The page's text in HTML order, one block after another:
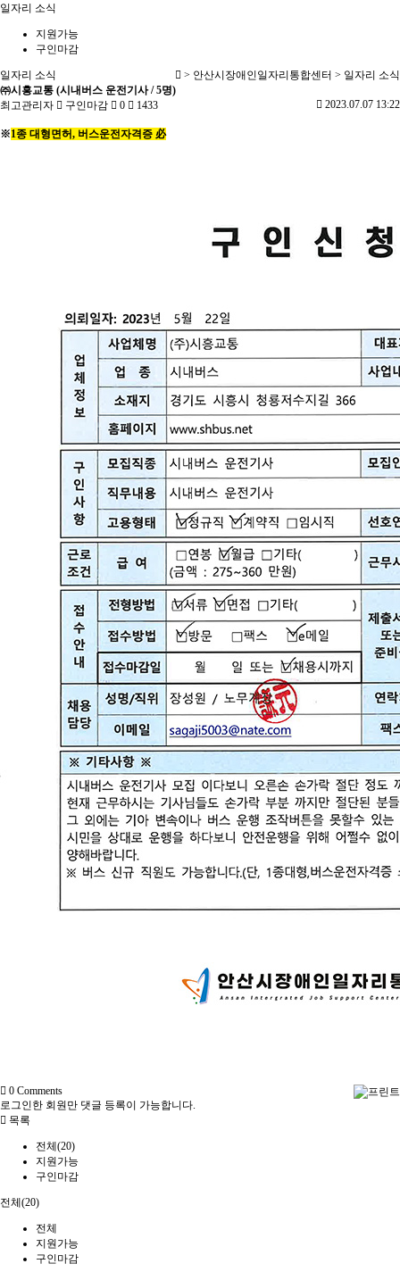
일자리 소식
지원가능
구인마감
> 안산시장애인일자리통합센터 > 일자리 소식
일자리 소식
㈜시흥교통 (시내버스 운전기사 / 5명)
최고관리자
구인마감 0 1433 2023.07.07 13:22
※1종 대형면허, 버스운전자격증 必
0 Comments
로그인한 회원만 댓글 등록이 가능합니다.
목록
전체(20)
지원가능
구인마감
전체(20)
전체
지원가능
구인마감